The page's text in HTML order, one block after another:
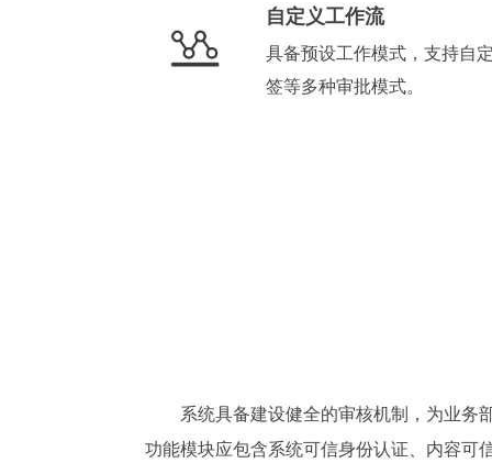
自定义工作流
具备预设工作模式，支持自
签等多种审批模式。
系统具备建设健全的审核机制，为业务
功能模块应包含系统可信身份认证、内容可